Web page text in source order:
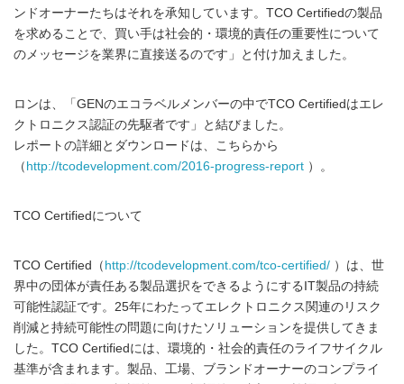
ンドオーナーたちはそれを承知しています。TCO Certifiedの製品
を求めることで、買い手は社会的・環境的責任の重要性について
のメッセージを業界に直接送るのです」と付け加えました。
ロンは、「GENのエコラベルメンバーの中でTCO Certifiedはエレ
クトロニクス認証の先駆者です」と結びました。
レポートの詳細とダウンロードは、こちらから
（ http://tcodevelopment.com/2016-progress-report ）。
TCO Certifiedについて
TCO Certified（ http://tcodevelopment.com/tco-certified/ ）は、世
界中の団体が責任ある製品選択をできるようにするIT製品の持続
可能性認証です。25年にわたってエレクトロニクス関連のリスク
削減と持続可能性の問題に向けたソリューションを提供してきま
した。TCO Certifiedには、環境的・社会的責任のライフサイクル
基準が含まれます。製品、工場、ブランドオーナーのコンプライ